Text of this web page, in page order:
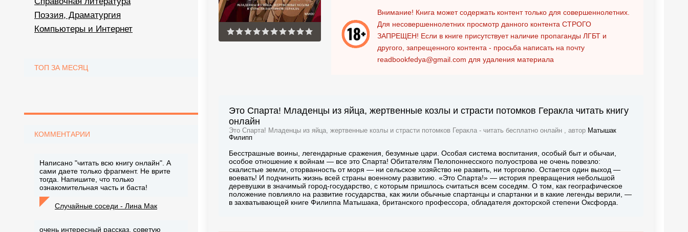
Внимание! Книга может содержать контент только для совершеннолетних.
Для несовершеннолетних просмотр данного контента СТРОГО
ЗАПРЕЩЕН! Если в книге присутствует наличие пропаганды ЛГБТ и
другого, запрещенного контента - просьба написать на почту
readbookfedya@gmail.com для удаления материала
Это Спарта! Младенцы из яйца, жертвенные козлы и страсти потомков Геракла читать книгу
онлайн
Это Спарта! Младенцы из яйца, жертвенные козлы и страсти потомков Геракла - читать бесплатно онлайн , автор Матышак
Филипп
Бесстрашные воины, легендарные сражения, безумные цари. Особая система воспитания, особый быт и обычаи,
особое отношение к войнам — все это Спарта! Обитателям Пелопоннесского полуострова не очень повезло:
скалистые земли, оторванность от моря — ни сельское хозяйство не развить, ни торговлю. Остается один выход —
воевать! И подчинить жизнь всей страны военному развитию. «Это Спарта!» — история превращения небольшой
деревушки в значимый город-государство, с которым пришлось считаться всем соседям. О том, как географическое
положение повлияло на развитие государства, как жили обычные спартанцы и спартанки и в какие легенды верили, —
в захватывающей книге Филиппа Матышака, британского профессора, обладателя докторской степени Оксфорда.
Поэзия, Драматургия
Компьютеры и Интернет
ТОП ЗА МЕСЯЦ
КОММЕНТАРИИ
Написано "читать всю книгу онлайн". А
сами даете только фрагмент. Не врите
тогда. Напишите, что только
ознакомительная часть и баста!
Случайные соседи - Лина Мак
очень интересный рассказ, советую